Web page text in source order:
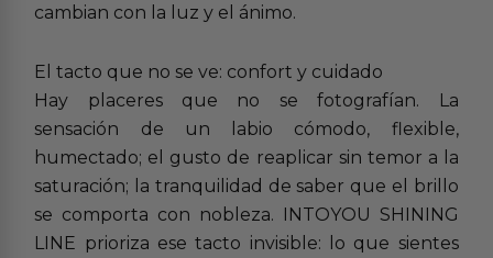
cambian con la luz y el ánimo.
El tacto que no se ve: confort y cuidado
Hay placeres que no se fotografían. La
sensación de un labio cómodo, flexible,
humectado; el gusto de reaplicar sin temor a la
saturación; la tranquilidad de saber que el brillo
se comporta con nobleza. INTOYOU SHINING
LINE prioriza ese tacto invisible: lo que sientes